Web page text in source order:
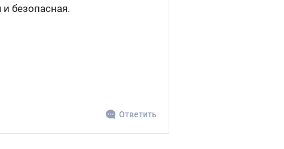
безопасная.
Ответить